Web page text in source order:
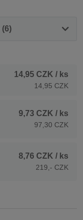
14,95 CZK / ks
14,95 CZK
9,73 CZK / ks
97,30 CZK
8,76 CZK / ks
219,- CZK